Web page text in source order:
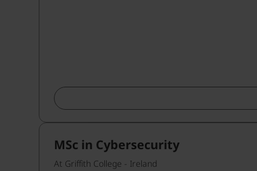
MSc in Cybersecurity
At Griffith College - Ireland